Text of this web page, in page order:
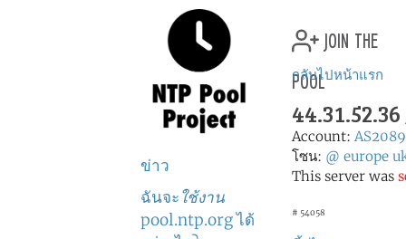
ข่าว
ฉันจะใช้งาน
pool.ntp.org ได้
join the
pool
กลับไปหน้าแรก
Account:
โซน: @ europe
This server was
# 54058